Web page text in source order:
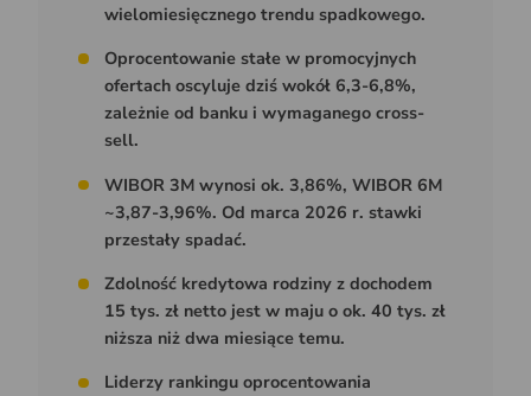
wielomiesięcznego trendu spadkowego.
Oprocentowanie stałe w promocyjnych
ofertach oscyluje dziś wokół 6,3-6,8%,
zależnie od banku i wymaganego cross-
sell.
WIBOR 3M wynosi ok. 3,86%, WIBOR 6M
~3,87-3,96%. Od marca 2026 r. stawki
przestały spadać.
Zdolność kredytowa rodziny z dochodem
15 tys. zł netto jest w maju o ok. 40 tys. zł
niższa niż dwa miesiące temu.
Liderzy rankingu oprocentowania